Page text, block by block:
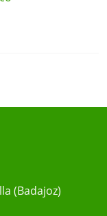
(Badajoz)